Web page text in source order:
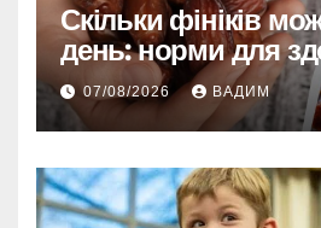
Скільки фініків
день: норми для
енергії
07/08/2026 ВАДИМ